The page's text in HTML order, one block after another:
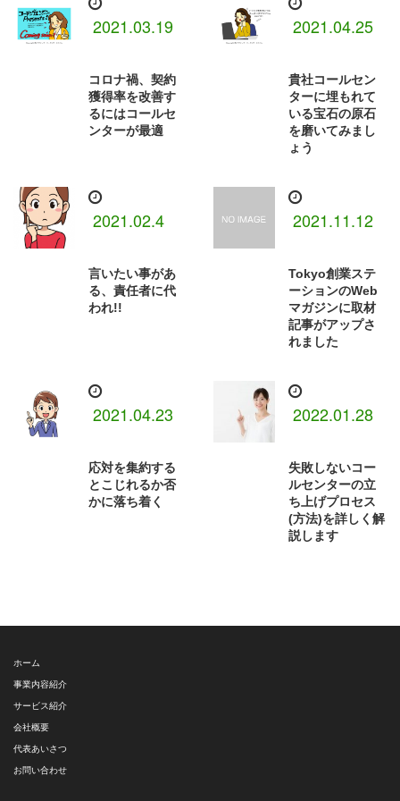
2021.03.19
コロナ禍、契約
獲得率を改善す
るにはコールセ
ンターが最適
2021.04.25
貴社コールセン
ターに埋もれて
いる宝石の原石
を磨いてみまし
ょう
2021.02.4
言いたい事があ
る、責任者に代
われ!!
2021.11.12
Tokyo創業ステ
ーションのWeb
マガジンに取材
記事がアップさ
れました
2021.04.23
応対を集約する
とこじれるか否
かに落ち着く
2022.01.28
失敗しないコー
ルセンターの立
ち上げプロセス
(方法)を詳しく解
説します
ホーム
事業内容紹介
サービス紹介
会社概要
代表あいさつ
お問い合わせ